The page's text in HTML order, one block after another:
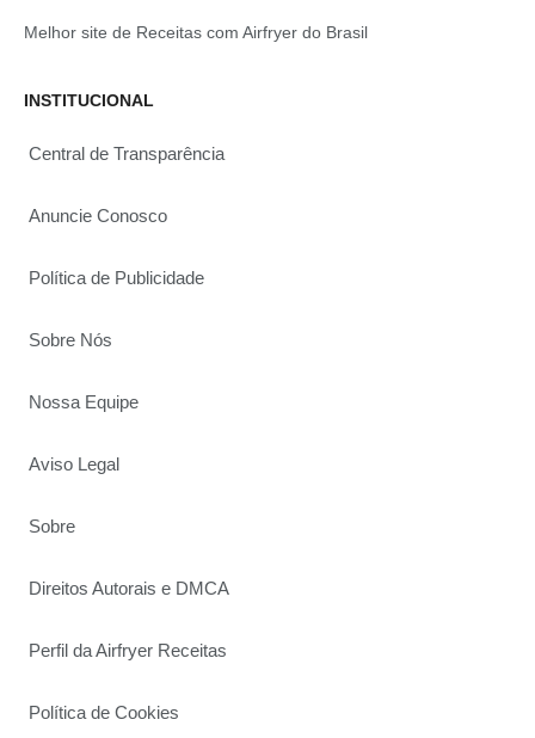
Melhor site de Receitas com Airfryer do Brasil
INSTITUCIONAL
Central de Transparência
Anuncie Conosco
Política de Publicidade
Sobre Nós
Nossa Equipe
Aviso Legal
Sobre
Direitos Autorais e DMCA
Perfil da Airfryer Receitas
Política de Cookies